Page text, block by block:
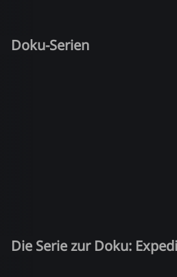
Doku-Serien
Die Serie zur Doku: